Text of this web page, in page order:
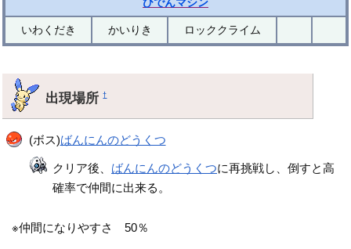
いわくだき かいりき ロッククライム
出現場所†
(ボス)ばんにんのどうくつ
クリア後、 ばんにんのどうくつに再挑戦し、倒すと高
確率で仲間に出来る。
※仲間になりやすさ 50％